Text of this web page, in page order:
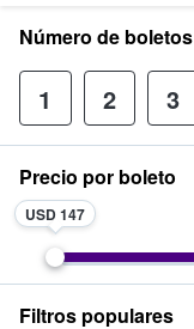
Número de boletos
1 2 3
Precio por boleto
USD 147
Filtros populares